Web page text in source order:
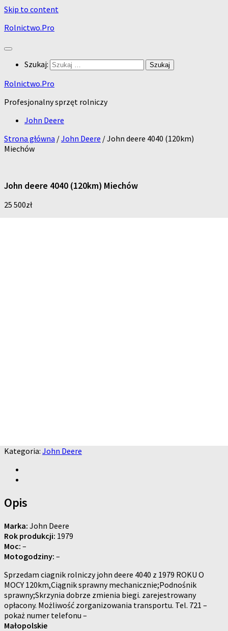
Skip to content
Rolnictwo.Pro
Szukaj:
Rolnictwo.Pro
Profesjonalny sprzęt rolniczy
John Deere
Strona główna /John Deere / John deere 4040 (120km)
Miechów
John deere 4040 (120km) Miechów
25 500zł
Kategoria: John Deere
Opis
Marka: John Deere
Rok produkcji: 1979
Moc: –
Motogodziny: –
Sprzedam ciagnik rolniczy john deere 4040 z 1979 ROKU O
MOCY 120km,Ciągnik sprawny mechanicznie;Podnośnik
sprawny;Skrzynia dobrze zmienia biegi. zarejestrowany
opłacony. Możliwość zorganizowania transportu. Tel. 721 –
pokaż numer telefonu –
Małopolskie